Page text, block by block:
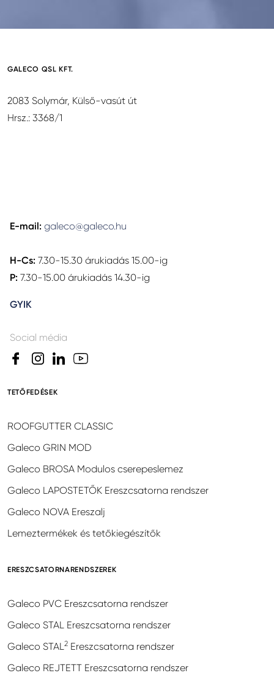
GALECO QSL KFT.
2083 Solymár, Külső-vasút út
Hrsz.: 3368/1
E-mail: galeco@galeco.hu
H-Cs: 7.30-15.30 árukiadás 15.00-ig
P: 7.30-15.00 árukiadás 14.30-ig
GYIK
Social média
TETŐFEDÉSEK
ROOFGUTTER CLASSIC
Galeco GRIN MOD
Galeco BROSA Modulos cserepeslemez
Galeco LAPOSTETŐK Ereszcsatorna rendszer
Galeco NOVA Ereszalj
Lemeztermékek és tetőkiegészítők
ERESZCSATORNARENDSZEREK
Galeco PVC Ereszcsatorna rendszer
Galeco STAL Ereszcsatorna rendszer
Galeco STAL2 Ereszcsatorna rendszer
Galeco REJTETT Ereszcsatorna rendszer